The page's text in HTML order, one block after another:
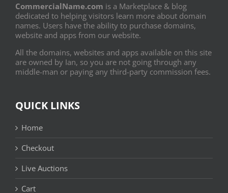
CommercialName.com is a Marketplace & blog
dedicated to helping visitors learn more about domain
names. Users have the ability to purchase domains,
website and apps from our website.
All the domains, websites and apps available on this site
are owned by Ian, so you are not going through any
middle-man or paying any third-party commission fees.
QUICK LINKS
Home
Checkout
Live Auctions
Cart